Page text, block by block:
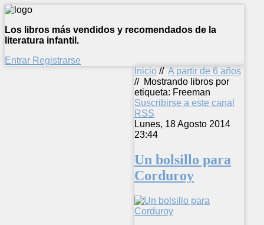
Los libros más vendidos y recomendados de la
literatura infantil.
Entrar Registrarse
Inicio // A partir de 6 años
// Mostrando libros por
etiqueta: Freeman
Suscribirse a este canal
RSS
Lunes, 18 Agosto 2014
23:44
Un bolsillo para
Corduroy